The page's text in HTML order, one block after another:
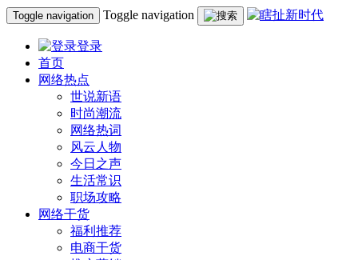
Toggle navigation Toggle navigation
登录
首页
网络热点
世说新语
时尚潮流
网络热词
风云人物
今日之声
生活常识
职场攻略
网络干货
福利推荐
电商干货